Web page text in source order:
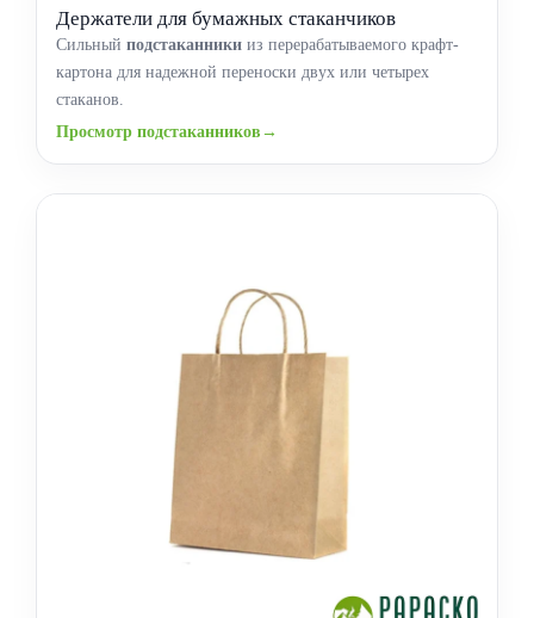
Держатели для бумажных стаканчиков
Сильныйподстаканники из перерабатываемого крафт-
картона для надежной переноски двух или четырех
стаканов.
Просмотр подстаканников